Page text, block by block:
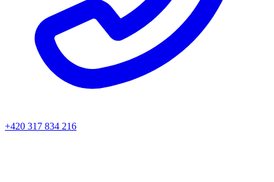
+420 317 834 216